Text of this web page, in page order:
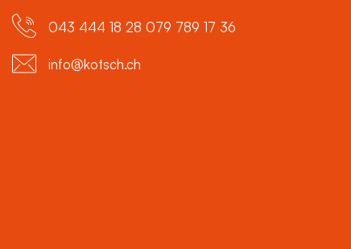
043 444 18 28 079 789 17 36
info@kotsch.ch